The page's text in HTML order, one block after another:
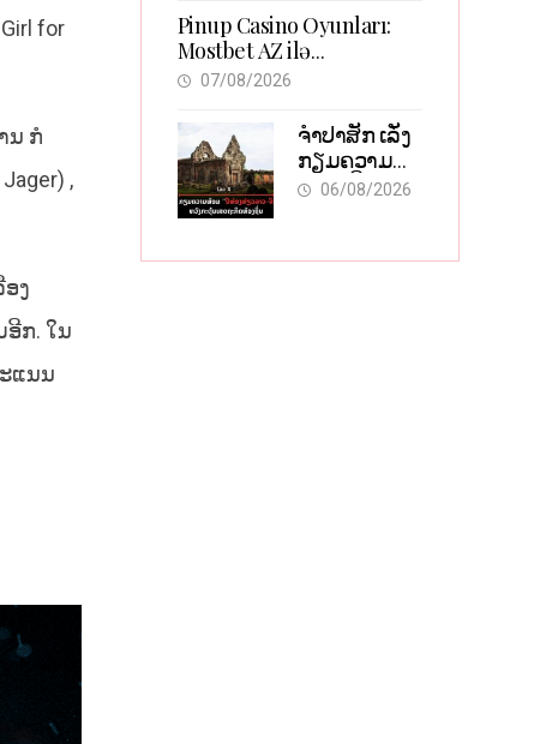
for
ນ ກໍ
,
ງ
ອີກ. ໃນ
ແນນ
Pinup Casino Oyunları:
Mostbet AZ ilə
Müqayisədə Nə Təqdim
07/08/2026
ຈຳປາສັກ ເລັ່ງ
ກຽມຄວາມ
ພ້ອມ “ປີ
ກະຕຸ້ນ
06/08/2026